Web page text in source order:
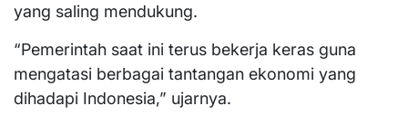
yang saling mendukung.
“Pemerintah saat ini terus bekerja keras guna
mengatasi berbagai tantangan ekonomi yang
dihadapi Indonesia,” ujarnya.